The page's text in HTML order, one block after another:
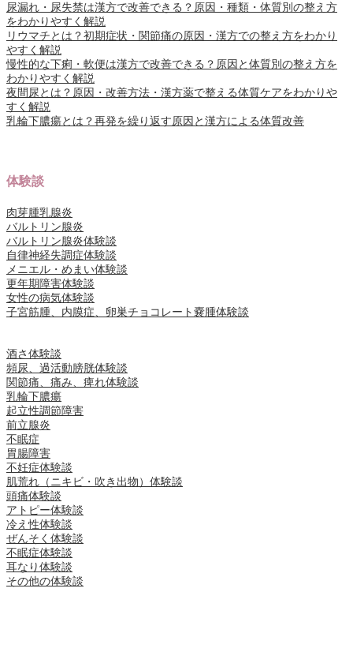
尿漏れ・尿失禁は漢方で改善できる？原因・種類・体質別の整え方
をわかりやすく解説
リウマチとは？初期症状・関節痛の原因・漢方での整え方をわかり
やすく解説
慢性的な下痢・軟便は漢方で改善できる？原因と体質別の整え方を
わかりやすく解説
夜間尿とは？原因・改善方法・漢方薬で整える体質ケアをわかりや
すく解説
乳輪下膿瘍とは？再発を繰り返す原因と漢方による体質改善
体験談
肉芽腫乳腺炎
バルトリン腺炎
バルトリン腺炎体験談
自律神経失調症体験談
メニエル・めまい体験談
更年期障害体験談
女性の病気体験談
子宮筋腫、内膜症、卵巣チョコレート嚢腫体験談
酒さ体験談
頻尿、過活動膀胱体験談
関節痛、痛み、痺れ体験談
乳輪下膿瘍
起立性調節障害
前立腺炎
不眠症
胃腸障害
不妊症体験談
肌荒れ（ニキビ・吹き出物）体験談
頭痛体験談
アトピー体験談
冷え性体験談
ぜんそく体験談
不眠症体験談
耳なり体験談
その他の体験談